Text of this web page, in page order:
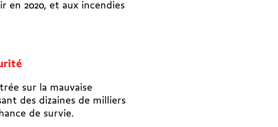
en 2020, et aux incendies
sur la mauvaise
des dizaines de milliers
de survie.